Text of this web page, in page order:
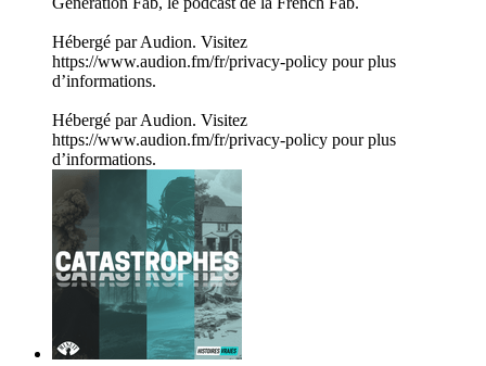
Hébergé par Audion. Visitez
https://www.audion.fm/fr/privacy-policy pour plus
d’informations.
Hébergé par Audion. Visitez
https://www.audion.fm/fr/privacy-policy pour plus
d’informations.